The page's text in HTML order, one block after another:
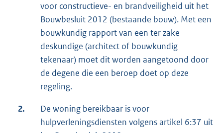
voor constructieve- en brandveiligheid uit het
Bouwbesluit 2012 (bestaande bouw). Met een
bouwkundig rapport van een ter zake
deskundige (architect of bouwkundig
tekenaar) moet dit worden aangetoond door
de degene die een beroep doet op deze
regeling.
2.
De woning bereikbaar is voor
hulpverleningsdiensten volgens artikel 6:37 uit